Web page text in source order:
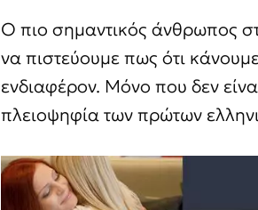
Ο πιο σημαντικός άνθρωπος
να πιστεύουμε πως ότι κάνουμε
ενδιαφέρον. Μόνο που δεν
πλειοψηφία των πρώτων